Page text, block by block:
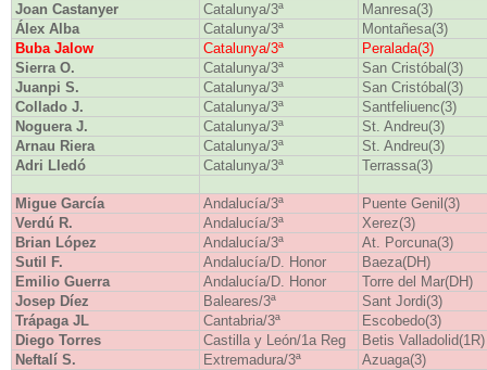
Joan Castanyer
Catalunya/3ª
Manresa(3)
Álex Alba
Catalunya/3ª
Montañesa(3)
Buba Jalow
Catalunya/3ª
Peralada(3)
Sierra O.
Catalunya/3ª
San Cristóbal(3)
Juanpi S.
Catalunya/3ª
San Cristóbal(3)
Collado J.
Catalunya/3ª
Santfeliuenc(3)
Noguera J.
Catalunya/3ª
St. Andreu(3)
Arnau Riera
Catalunya/3ª
St. Andreu(3)
Adri Lledó
Catalunya/3ª Terrassa(3)
Migue García Andalucía/3ª
Puente Genil(3)
Verdú R.
Andalucía/3ª
Xerez(3)
Brian López
Andalucía/3ª
At. Porcuna(3)
Sutil F.
Andalucía/D. Honor
Baeza(DH)
Emilio Guerra
Andalucía/D. Honor
Torre del Mar(DH)
Josep Díez
Baleares/3ª
Sant Jordi(3)
Trápaga JL
Cantabria/3ª
Escobedo(3)
Diego Torres
Castilla y León/1a Reg
Betis Valladolid(1R)
Neftalí S.
Extremadura/3ª
Azuaga(3)